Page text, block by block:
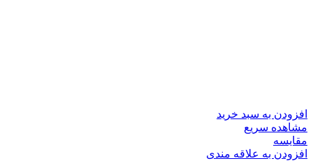
افزودن به سبد خرید
مشاهده سریع
مقایسه
افزودن به علاقه مندی